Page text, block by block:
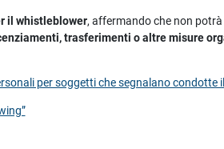
il whistleblower, affermando che non
trasferimenti o altre misure
per soggetti che segnalano condotte